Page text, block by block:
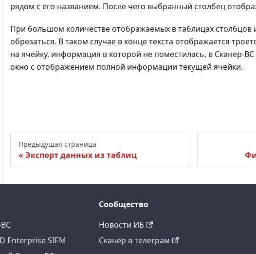
рядом с его названием. После чего выбранный столбец
При большом количестве отображаемых в таблицах
обрезаться. В таком случае в конце текста отображается
на ячейку, информация в которой не поместилась, в Сканер-
окно с отображением полной информации текущей ячейки.
Предыдущая страница
Экспорт данных из таблиц
Enterprise SIEM
Сообщество
Новости ИБ
Сканер в телеграм